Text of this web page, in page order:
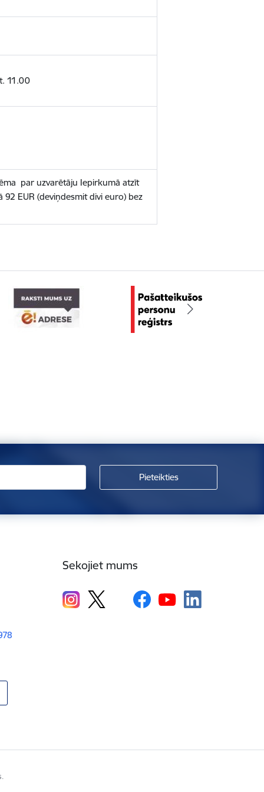
11.00
par uzvarētāju Iepirkumā atzīt
EUR (deviņdesmit divi euro) bez
Sekojiet mums